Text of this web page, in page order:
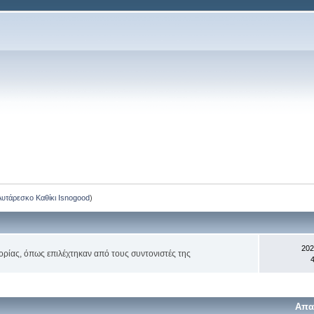
Καθίκι Isnogood)
όπως επιλέχτηκαν από τους συντονιστές της